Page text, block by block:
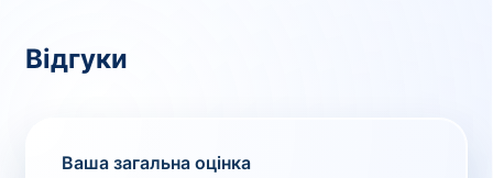
Відгуки
Ваша загальна оцінка